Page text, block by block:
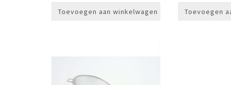
Toevoegen aan winkelwagen Toevoegen